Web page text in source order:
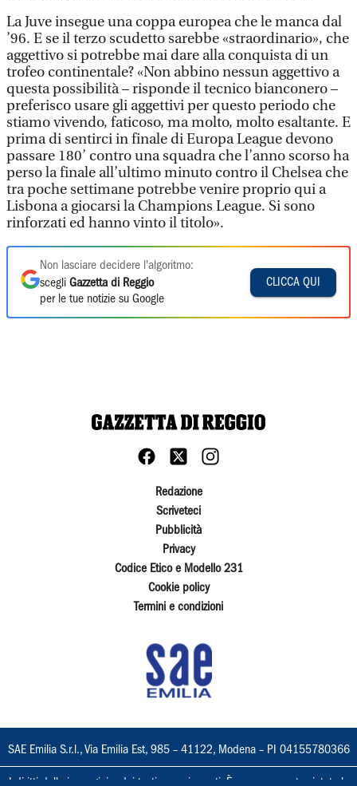
La Juve insegue una coppa europea che le manca dal
’96. E se il terzo scudetto sarebbe «straordinario», che
aggettivo si potrebbe mai dare alla conquista di un
trofeo continentale? «Non abbino nessun aggettivo a
questa possibilità – risponde il tecnico bianconero –
preferisco usare gli aggettivi per questo periodo che
stiamo vivendo, faticoso, ma molto, molto esaltante. E
prima di sentirci in finale di Europa League devono
passare 180’ contro una squadra che l’anno scorso ha
perso la finale all’ultimo minuto contro il Chelsea che
tra poche settimane potrebbe venire proprio qui a
Lisbona a giocarsi la Champions League. Si sono
rinforzati ed hanno vinto il titolo».
Non lasciare decidere l'algoritmo:
scegli Gazzetta di Reggio
per le tue notizie su Google
CLICCA QUI
Redazione
Scriveteci
Pubblicità
Privacy
Codice Etico e Modello 231
Cookie policy
Termini e condizioni
SAE Emilia S.r.l., Via Emilia Est, 985 – 41122, Modena – PI 04155780366
I diritti delle immagini e dei testi sono riservati. È espressamente vietata la